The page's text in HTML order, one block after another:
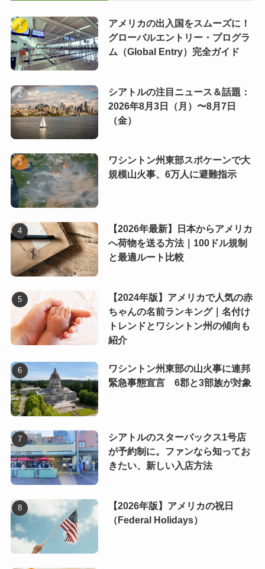
アメリカの出入国をスムーズに！
グローバルエントリー・プログラ
ム（Global Entry）完全ガイド
シアトルの注目ニュース＆話題：
2026年8月3日（月）〜8月7日
（金）
ワシントン州東部スポケーンで大
規模山火事、6万人に避難指示
【2026年最新】日本からアメリカ
へ荷物を送る方法｜100ドル規制
と最適ルート比較
【2024年版】アメリカで人気の赤
ちゃんの名前ランキング｜名付け
トレンドとワシントン州の傾向も
紹介
ワシントン州東部の山火事に連邦
緊急事態宣言 6郡と3部族が対象
シアトルのスターバックス1号店
が予約制に。ファンなら知ってお
きたい、新しい入店方法
【2026年版】アメリカの祝日
（Federal Holidays）